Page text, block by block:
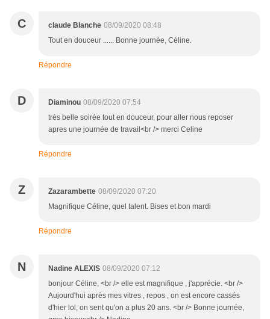
C claude Blanche 08/09/2020 08:48
Tout en douceur ...... Bonne journée, Céline.
Répondre
D Diaminou 08/09/2020 07:54
très belle soirée tout en douceur, pour aller nous reposer
apres une journée de travail<br /> merci Celine
Répondre
Z Zazarambette 08/09/2020 07:20
Magnifique Céline, quel talent. Bises et bon mardi
Répondre
N Nadine ALEXIS 08/09/2020 07:12
bonjour Céline, <br /> elle est magnifique , j'apprécie. <br />
Aujourd'hui après mes vitres , repos , on est encore cassés
d'hier lol, on sent qu'on a plus 20 ans. <br /> Bonne journée,